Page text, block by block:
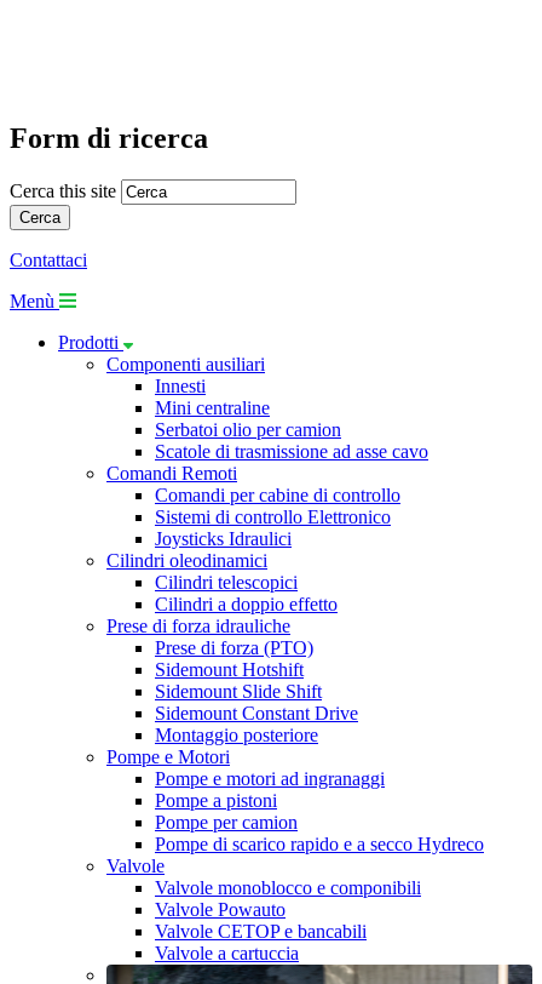
Form di ricerca
Cerca this site
Contattaci
Menù
Prodotti
Componenti ausiliari
Innesti
Mini centraline
Serbatoi olio per camion
Scatole di trasmissione ad asse cavo
Comandi Remoti
Comandi per cabine di controllo
Sistemi di controllo Elettronico
Joysticks Idraulici
Cilindri oleodinamici
Cilindri telescopici
Cilindri a doppio effetto
Prese di forza idrauliche
Prese di forza (PTO)
Sidemount Hotshift
Sidemount Slide Shift
Sidemount Constant Drive
Montaggio posteriore
Pompe e Motori
Pompe e motori ad ingranaggi
Pompe a pistoni
Pompe per camion
Pompe di scarico rapido e a secco Hydreco
Valvole
Valvole monoblocco e componibili
Valvole Powauto
Valvole CETOP e bancabili
Valvole a cartuccia